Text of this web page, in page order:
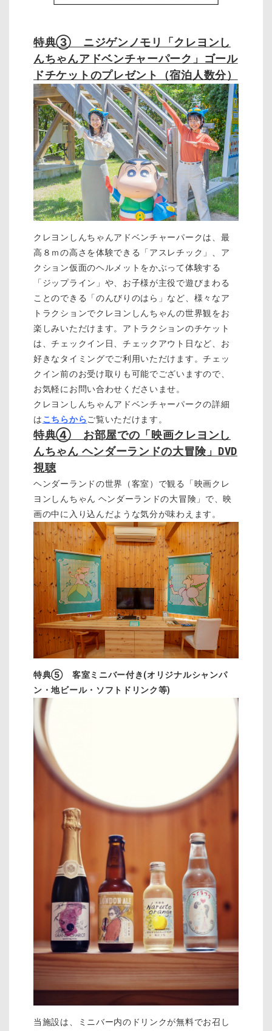
特典③ ニジゲンノモリ「クレヨンし
んちゃんアドベンチャーパーク」ゴール
ドチケットのプレゼント（宿泊人数分）
クレヨンしんちゃんアドベンチャーパークは、最
高８ｍの高さを体験できる「アスレチック」、ア
クション仮面のヘルメットをかぶって体験する
「ジップライン」や、お子様が主役で遊びまわる
ことのできる「のんびりのはら」など、様々なア
トラクションでクレヨンしんちゃんの世界観をお
楽しみいただけます。アトラクションのチケット
は、チェックイン日、チェックアウト日など、お
好きなタイミングでご利用いただけます。チェッ
クイン前のお受け取りも可能でございますので、
お気軽にお問い合わせくださいませ。
クレヨンしんちゃんアドベンチャーパークの詳細
はこちらからご覧いただけます。
特典④ お部屋での「映画クレヨンし
んちゃん ヘンダーランドの大冒険」DVD
視聴
ヘンダーランドの世界（客室）で観る「映画クレ
ヨンしんちゃん ヘンダーランドの大冒険」で、映
画の中に入り込んだような気分が味わえます。
特典⑤ 客室ミニバー付き(オリジナルシャンパ
ン・地ビール・ソフトドリンク等)
当施設は、ミニバー内のドリンクが無料でお召し